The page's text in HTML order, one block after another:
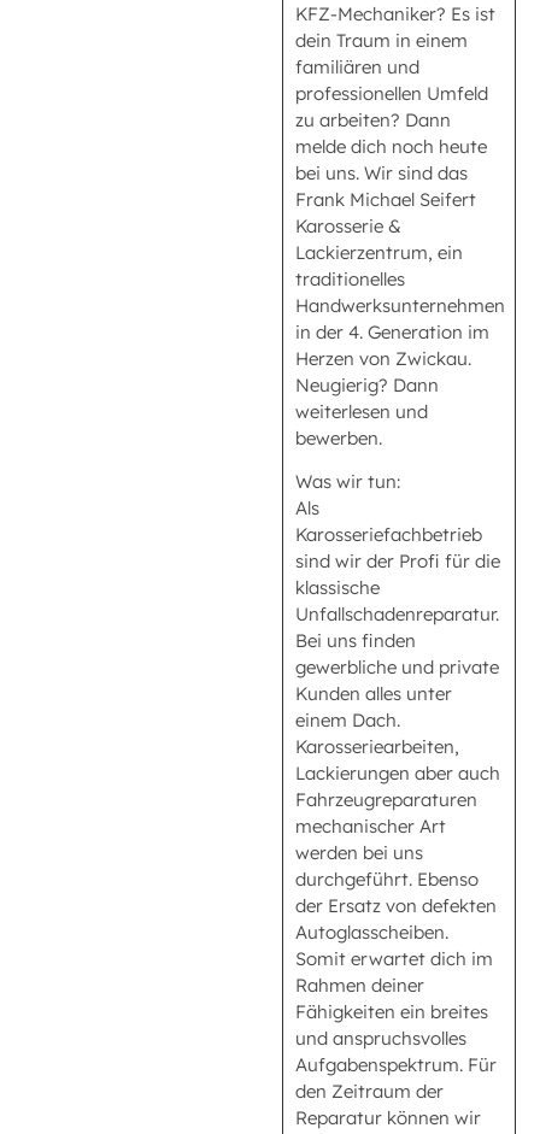
KFZ-Mechaniker? Es ist
dein Traum in einem
familiären und
professionellen Umfeld
zu arbeiten? Dann
melde dich noch heute
bei uns. Wir sind das
Frank Michael Seifert
Karosserie &
Lackierzentrum, ein
traditionelles
Handwerksunternehmen
in der 4. Generation im
Herzen von Zwickau.
Neugierig? Dann
weiterlesen und
bewerben.
Was wir tun:
Als
Karosseriefachbetrieb
sind wir der Profi für die
klassische
Unfallschadenreparatur.
Bei uns finden
gewerbliche und private
Kunden alles unter
einem Dach.
Karosseriearbeiten,
Lackierungen aber auch
Fahrzeugreparaturen
mechanischer Art
werden bei uns
durchgeführt. Ebenso
der Ersatz von defekten
Autoglasscheiben.
Somit erwartet dich im
Rahmen deiner
Fähigkeiten ein breites
und anspruchsvolles
Aufgabenspektrum. Für
den Zeitraum der
Reparatur können wir